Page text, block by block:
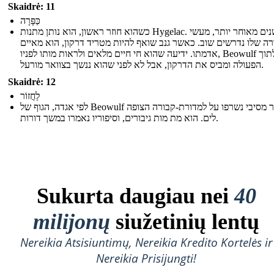
Skaidrė: 11
כַּפָּרָה
כשהוא חוזר ראשון, הוא נותן מתנות Hygelac. שנים מאוחר יותר, מעשי
שלו נדרשים שוב. כאשר גנב שואף להיות מטריד דרקון, הוא מאיים
אדמתו. ידיעה שהוא חי חיים מלאים ולראות מותו לפניו, Beowulf מזנק לתוך
הפעולה ומביס את הדרקון, אבל לא לפני שהוא ננשך בצוואר מורעל.
Skaidrė: 12
לַחֲזוֹר
לפי אגדה, הגוף של Beowulf ו אוצר מסיבי נשרפו על למדורת-קבורה הצופה
לים. הוא מת מות גיבורים, וסיפוריו נאמרו במשך דורות.
Sukurta daugiau nei40
milijonų siužetinių lentų
Nereikia Atsisiuntimų, Nereikia Kredito Kortelės ir
Nereikia Prisijungti!